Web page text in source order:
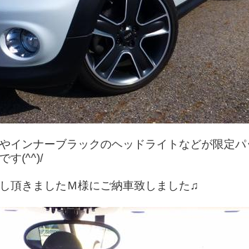
インナーブラックのヘッドライトなどが限定
す(^^)/
頂きましたＭ様にご納車致しました♫